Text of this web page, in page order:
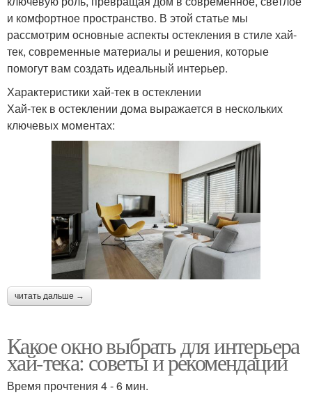
и комфортное пространство. В этой статье мы
рассмотрим основные аспекты остекления в стиле хай-
тек, современные материалы и решения, которые
помогут вам создать идеальный интерьер.
Характеристики хай-тек в остеклении
Хай-тек в остеклении дома выражается в нескольких
ключевых моментах:
читать дальше →
Какое окно выбрать для интерьера
хай-тека: советы и рекомендации
Время прочтения 4 - 6 мин.